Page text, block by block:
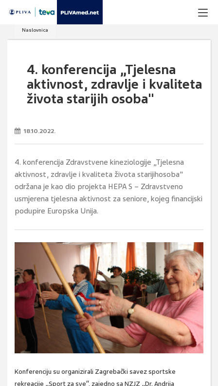
Naslovnica
4. konferencija „Tjelesna
aktivnost, zdravlje i kvaliteta
života starijih osoba"
18.10.2022.
4. konferencija Zdravstvene kineziologije „Tjelesna
aktivnost, zdravlje i kvaliteta života starijihosoba"
održana je kao dio projekta HEPA S – Zdravstveno
usmjerena tjelesna aktivnost za seniore, kojeg financijski
podupire Europska Unija.
Konferenciju su organizirali Zagrebački savez sportske
rekreacije „Sport za sve“, zajedno sa NZJZ „Dr. Andrija